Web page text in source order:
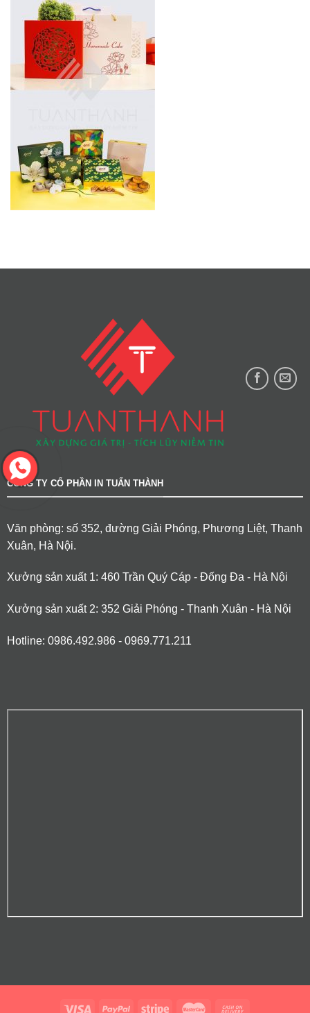
CÔNG TY CỔ PHẦN IN TUẤN THÀNH
Văn phòng: số 352, đường Giải Phóng, Phương Liệt, Thanh
Xuân, Hà Nội.
Xưởng sản xuất 1: 460 Trần Quý Cáp - Đống Đa - Hà Nội
Xưởng sản xuất 2: 352 Giải Phóng - Thanh Xuân - Hà Nội
Hotline: 0986.492.986 - 0969.771.211